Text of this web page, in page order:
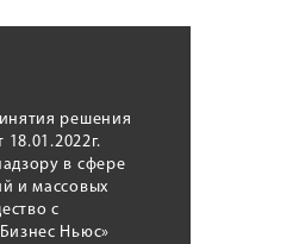
решения
в сфере
и массовых
с
Ньюс»